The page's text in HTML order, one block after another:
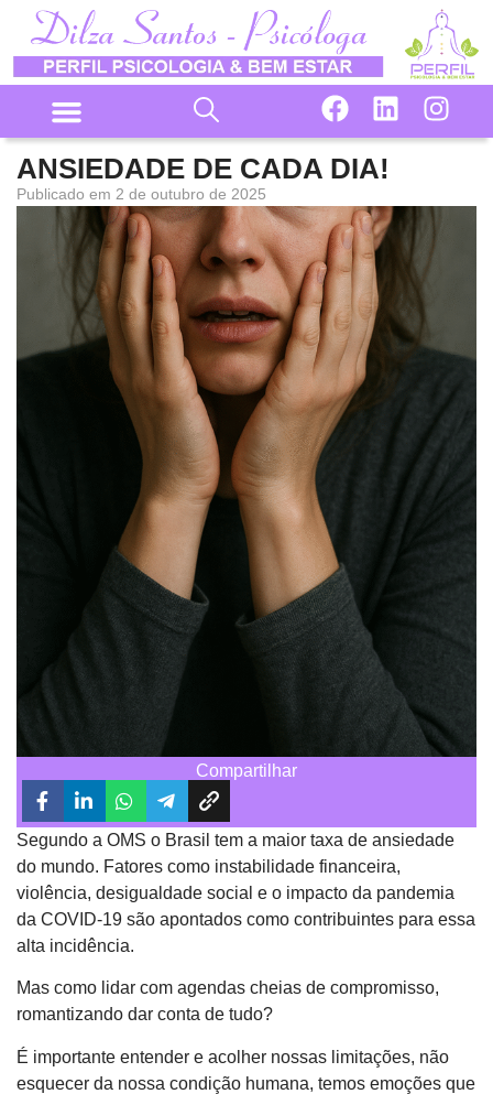
ANSIEDADE DE CADA DIA!
Publicado em 2 de outubro de 2025
Compartilhar
Segundo a OMS o Brasil tem a maior taxa de ansiedade
do mundo. Fatores como instabilidade financeira,
violência, desigualdade social e o impacto da pandemia
da COVID-19 são apontados como contribuintes para essa
alta incidência.
Mas como lidar com agendas cheias de compromisso,
romantizando dar conta de tudo?
É importante entender e acolher nossas limitações, não
esquecer da nossa condição humana, temos emoções que